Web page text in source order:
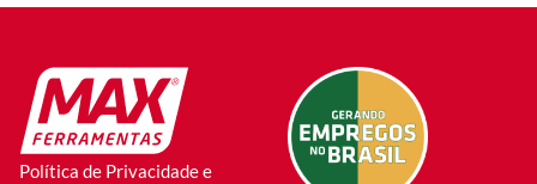
Política de Privacidade e